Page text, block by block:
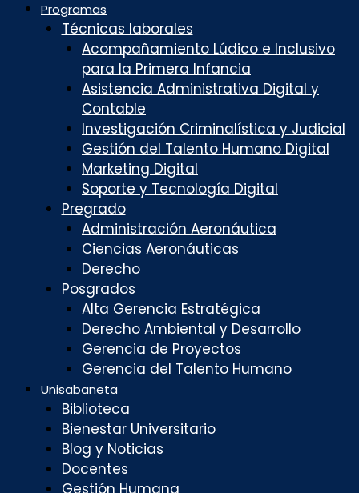
Programas
Técnicas laborales
Acompañamiento Lúdico e Inclusivo
para la Primera Infancia
Asistencia Administrativa Digital y
Contable
Investigación Criminalística y Judicial
Gestión del Talento Humano Digital
Marketing Digital
Soporte y Tecnología Digital
Pregrado
Administración Aeronáutica
Ciencias Aeronáuticas
Derecho
Posgrados
Alta Gerencia Estratégica
Derecho Ambiental y Desarrollo
Gerencia de Proyectos
Gerencia del Talento Humano
Unisabaneta
Biblioteca
Bienestar Universitario
Blog y Noticias
Docentes